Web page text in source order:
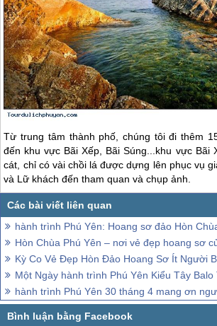
Từ trung tâm thành phố, chúng tôi đi thêm
đến khu vực Bãi Xếp, Bãi Súng...khu vực Bãi
cát, chỉ có vài chồi lá được dựng lên phục vụ
và Lữ khách đến tham quan và chụp ảnh.
hành trình Phú Yên: Hoang sơ đảo Hòn
Hòn Chùa Phú Yên – nơi vẻ đẹp hoang sơ
Kỳ Co Vẻ Đẹp Hòn Đảo Hoang Sơ Ít Người
Một Ngày hành trình Phú Yên Kiểu Tây Balo Trên Hòn Nưa
hành trình Phú Yên 30 tháng 4 mang ơn người